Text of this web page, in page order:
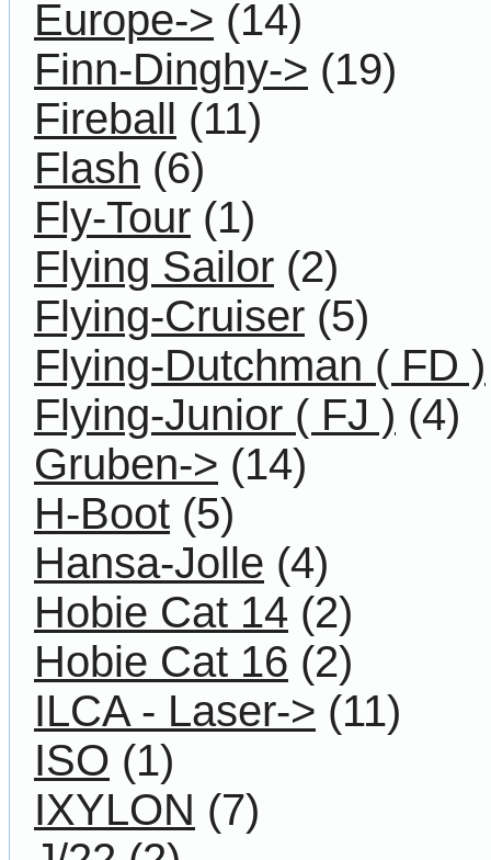
Europe-> (14)
Finn-Dinghy-> (19)
Fireball (11)
Flash (6)
Fly-Tour (1)
Flying Sailor (2)
Flying-Cruiser (5)
Flying-Dutchman ( FD )
Flying-Junior ( FJ ) (4)
Gruben-> (14)
H-Boot (5)
Hansa-Jolle (4)
Hobie Cat 14 (2)
Hobie Cat 16 (2)
ILCA - Laser-> (11)
ISO (1)
IXYLON (7)